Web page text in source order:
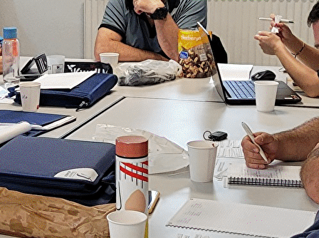
Exporter les lignes sélectionnées
Exporter toutes les colonnes
Exporter uniquement les colonnes affichées
Menu
<
>
Interclub Départemental (PR-D1-D2-D3-D4-D5-D6)
Championnat Départemental
Championnat Régional Elite
Championnat Régional Vétéran
?>
Images de la page d'accueil